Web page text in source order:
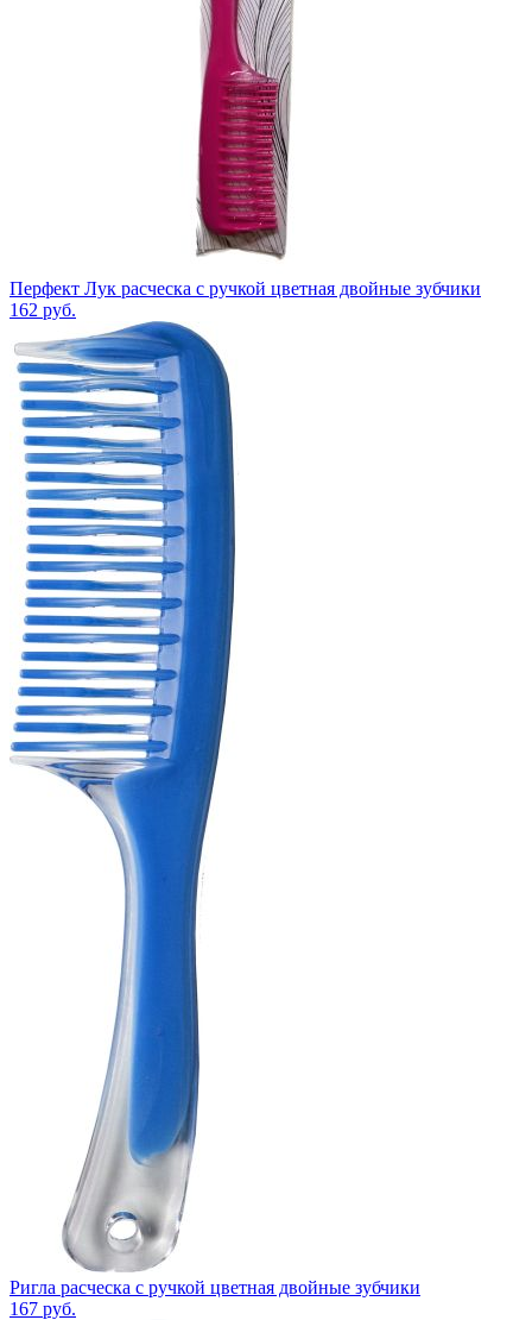
Перфект Лук расческа с ручкой цветная двойные зубчики
162 руб.
Ригла расческа с ручкой цветная двойные зубчики
167 руб.